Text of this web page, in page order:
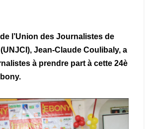
l’Union des Journalistes de
Jean-Claude Coulibaly, a
à prendre part à cette 24è